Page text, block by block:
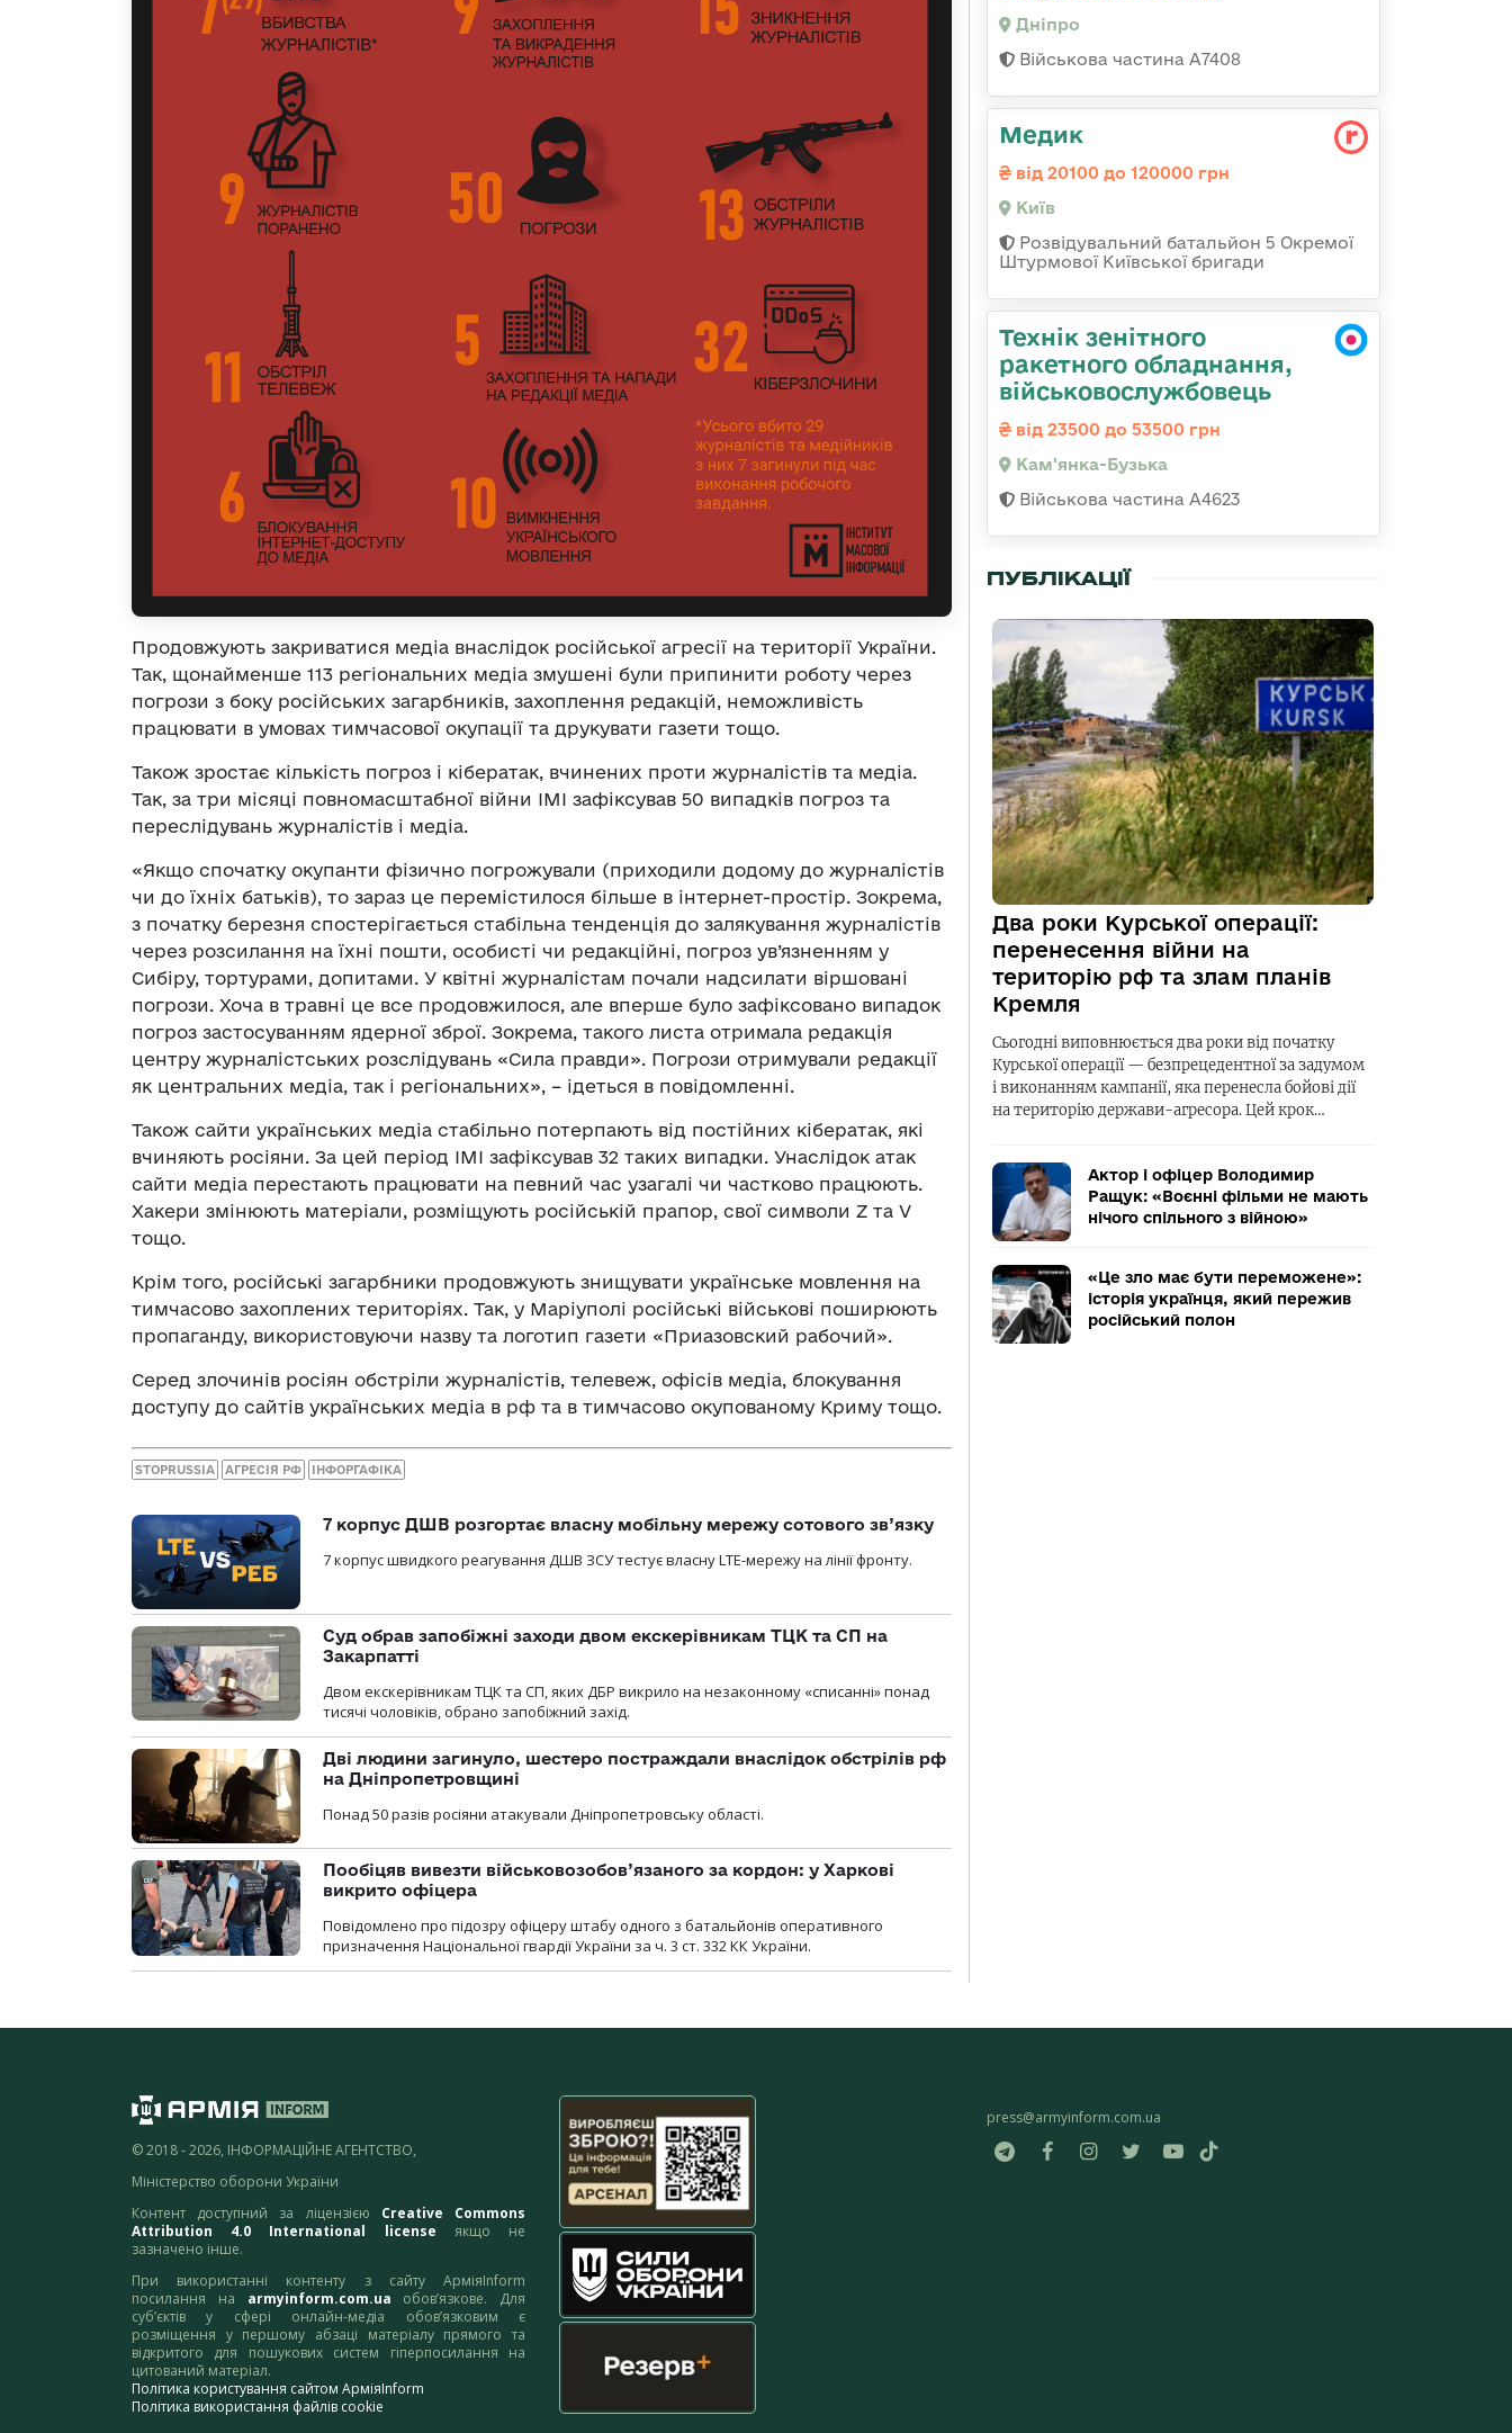
Продовжують закриватися медіа внаслідок російської агресії на території України.
Так, щонайменше 113 регіональних медіа змушені були припинити роботу через
погрози з боку російських загарбників, захоплення редакцій, неможливість
працювати в умовах тимчасової окупації та друкувати газети тощо.
Також зростає кількість погроз і кібератак, вчинених проти журналістів та медіа.
Так, за три місяці повномасштабної війни ІМІ зафіксував 50 випадків погроз та
переслідувань журналістів і медіа.
«Якщо спочатку окупанти фізично погрожували (приходили додому до журналістів
чи до їхніх батьків), то зараз це перемістилося більше в інтернет-простір. Зокрема,
з початку березня спостерігається стабільна тенденція до залякування журналістів
через розсилання на їхні пошти, особисті чи редакційні, погроз ув’язненням у
Сибіру, тортурами, допитами. У квітні журналістам почали надсилати віршовані
погрози. Хоча в травні це все продовжилося, але вперше було зафіксовано випадок
погроз застосуванням ядерної зброї. Зокрема, такого листа отримала редакція
центру журналістських розслідувань «Сила правди». Погрози отримували редакції
як центральних медіа, так і регіональних», – ідеться в повідомленні.
Також сайти українських медіа стабільно потерпають від постійних кібератак, які
вчиняють росіяни. За цей період ІМІ зафіксував 32 таких випадки. Унаслідок атак
сайти медіа перестають працювати на певний час узагалі чи частково працюють.
Хакери змінюють матеріали, розміщують російській прапор, свої символи Z та V
тощо.
Крім того, російські загарбники продовжують знищувати українське мовлення на
тимчасово захоплених територіях. Так, у Маріуполі російські військові поширюють
пропаганду, використовуючи назву та логотип газети «Приазовский рабочий».
Серед злочинів росіян обстріли журналістів, телевеж, офісів медіа, блокування
доступу до сайтів українських медіа в рф та в тимчасово окупованому Криму тощо.
STOPRUSSIA АГРЕСІЯ РФ ІНФОРГАФІКА
7 корпус ДШВ розгортає власну мобільну мережу сотового зв’язку
7 корпус швидкого реагування ДШВ ЗСУ тестує власну LTE-мережу на лінії фронту.
Суд обрав запобіжні заходи двом екскерівникам ТЦК та СП на
Закарпатті
Двом екскерівникам ТЦК та СП, яких ДБР викрило на незаконному «списанні» понад
тисячі чоловіків, обрано запобіжний захід.
Дві людини загинуло, шестеро постраждали внаслідок обстрілів рф
на Дніпропетровщині
Понад 50 разів росіяни атакували Дніпропетровську області.
Пообіцяв вивезти військовозобов’язаного за кордон: у Харкові
викрито офіцера
Повідомлено про підозру офіцеру штабу одного з батальйонів оперативного
призначення Національної гвардії України за ч. 3 ст. 332 КК України.
Дніпро
Військова частина А7408
Медик
від 20100 до 120000 грн
Київ
Розвідувальний батальйон 5 Окремої
Штурмової Київської бригади
Технік зенітного
ракетного обладнання,
військовослужбовець
від 23500 до 53500 грн
Кам'янка-Бузька
Військова частина А4623
ПУБЛІКАЦІЇ
Два роки Курської операції:
перенесення війни на
територію рф та злам планів
Кремля
Сьогодні виповнюється два роки від початку
Курської операції — безпрецедентної за задумом
і виконанням кампанії, яка перенесла бойові дії
на територію держави-агресора. Цей крок…
Актор і офіцер Володимир
Ращук: «Воєнні фільми не мають
нічого спільного з війною»
«Це зло має бути переможене»:
історія українця, який пережив
російський полон
© 2018 - 2026, ІНФОРМАЦІЙНЕ АГЕНТСТВО,
Міністерство оборони України
Контент доступний за ліцензією Creative Commons
Attribution 4.0 International license якщо не
зазначено інше.
При використанні контенту з сайту АрміяInform
посилання на armyinform.com.ua обов’язкове. Для
суб’єктів у сфері онлайн-медіа обов’язковим є
розміщення у першому абзаці матеріалу прямого та
відкритого для пошукових систем гіперпосилання на
цитований матеріал.
Політика користування сайтом АрміяInform
Політика використання файлів cookie
press@armyinform.com.ua